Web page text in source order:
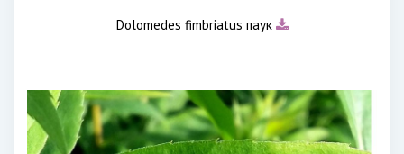
Dolomedes fimbriatus паук